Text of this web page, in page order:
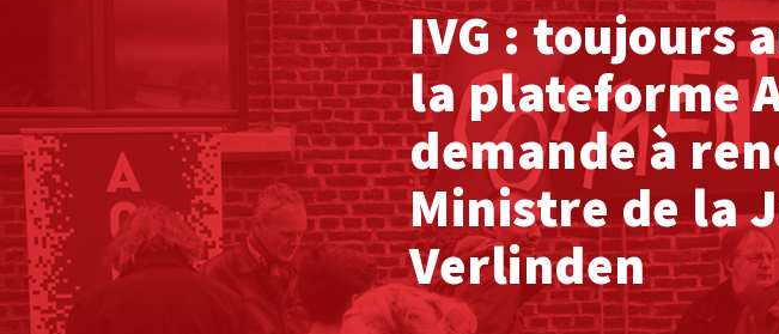
IVG : toujours
la plateforme
demande à
Ministre de la
Verlinden